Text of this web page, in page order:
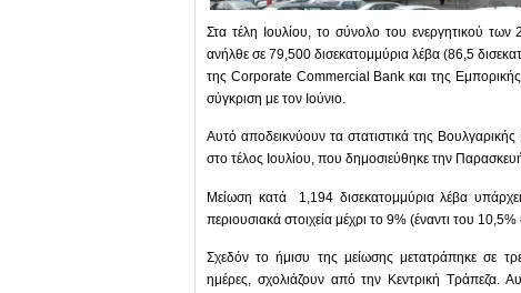
Στα τέλη Ιουλίου, το σύνολο του ενεργητικού
ανήλθε σε 79,500 δισεκατομμύρια λέβα (86,5
της Corporate Commercial Bank και της
σύγκριση με τον Ιούνιο.
Αυτό αποδεικνύουν τα στατιστικά της
στο τέλος Ιουλίου, που δημοσιεύθηκε την
Μείωση κατά 1,194 δισεκατομμύρια λέβα
περιουσιακά στοιχεία μέχρι το 9% (έναντι του 10,5%
Σχεδόν το ήμισυ της μείωσης μετατράπηκε σε
ημέρες, σχολιάζουν από την Κεντρική Τράπεζα.